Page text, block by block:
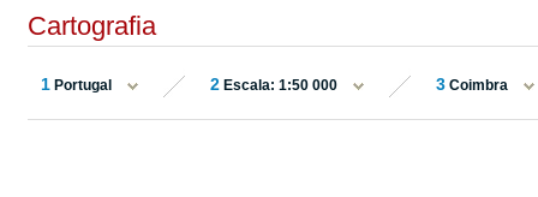
Cartografia
1 Portugal 2 Escala: 1:50 000 3 Coimbra